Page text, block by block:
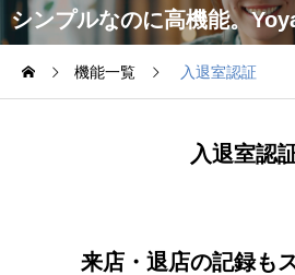
シンプルなのに高機能。
まるごと効率
機能一覧 入退室認証
入退室認
来店・退店の記録も